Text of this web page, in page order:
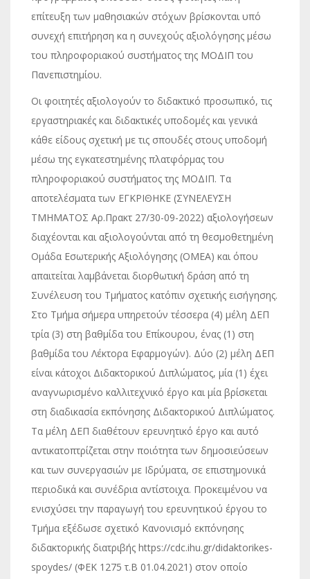
επίτευξη των μαθησιακών στόχων βρίσκονται υπό
συνεχή επιτήρηση κα η συνεχούς αξιολόγησης μέσω
του πληροφοριακού συστήματος της ΜΟΔΙΠ του
Πανεπιστημίου.
Οι φοιτητές αξιολογούν το διδακτικό προσωπικό, τις
εργαστηριακές και διδακτικές υποδομές και γενικά
κάθε είδους σχετική με τις σπουδές στους υποδομή
μέσω της εγκατεστημένης πλατφόρμας του
πληροφοριακού συστήματος της ΜΟΔΙΠ. Τα
αποτελέσματα των ΕΓΚΡΙΘΗΚΕ (ΣΥΝΕΛΕΥΣΗ
ΤΜΗΜΑΤΟΣ Αρ.Πρακτ 27/30-09-2022) αξιολογήσεων
διαχέονται και αξιολογούνται από τη θεσμοθετημένη
Ομάδα Εσωτερικής Αξιολόγησης (ΟΜΕΑ) και όπου
απαιτείται λαμβάνεται διορθωτική δράση από τη
Συνέλευση του Τμήματος κατόπιν σχετικής εισήγησης.
Στο Τμήμα σήμερα υπηρετούν τέσσερα (4) μέλη ΔΕΠ
τρία (3) στη βαθμίδα του Επίκουρου, ένας (1) στη
βαθμίδα του Λέκτορα Εφαρμογών). Δύο (2) μέλη ΔΕΠ
είναι κάτοχοι Διδακτορικού Διπλώματος, μία (1) έχει
αναγνωρισμένο καλλιτεχνικό έργο και μία βρίσκεται
στη διαδικασία εκπόνησης Διδακτορικού Διπλώματος.
Τα μέλη ΔΕΠ διαθέτουν ερευνητικό έργο και αυτό
αντικατοπτρίζεται στην ποιότητα των δημοσιεύσεων
και των συνεργασιών με Ιδρύματα, σε επιστημονικά
περιοδικά και συνέδρια αντίστοιχα. Προκειμένου να
ενισχύσει την παραγωγή του ερευνητικού έργου το
Τμήμα εξέδωσε σχετικό Κανονισμό εκπόνησης
διδακτορικής διατριβής https://cdc.ihu.gr/didaktorikes-
spoydes/ (ΦΕΚ 1275 τ.Β 01.04.2021) στον οποίο